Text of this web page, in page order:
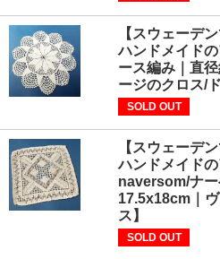
【スウェーデ
ハンドメイド
ース編み｜直
ージのクロス/
SOLD OUT
【スウェーデ
ハンドメイドの
naversom/ナ
17.5x18cm｜
ス】
SOLD OUT